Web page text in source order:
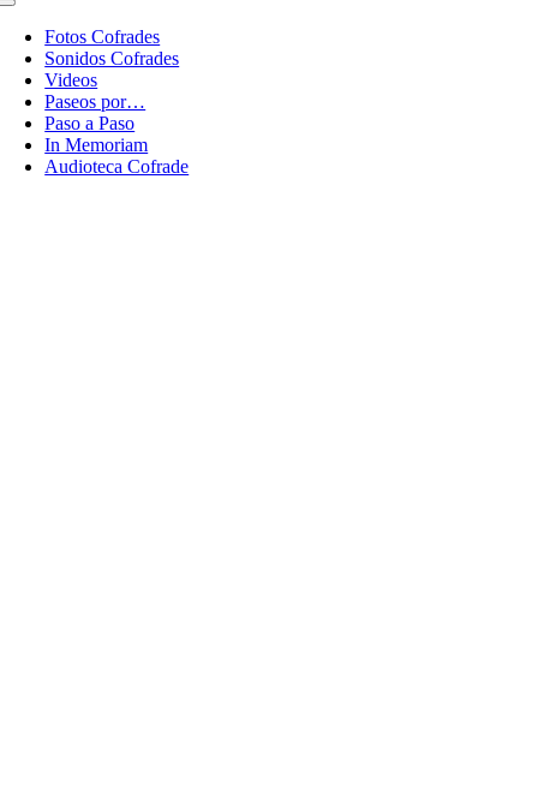
Toggle
NavigationFotos Cofrades
Sonidos Cofrades
Videos
Paseos por…
Paso a Paso
In Memoriam
Audioteca Cofrade